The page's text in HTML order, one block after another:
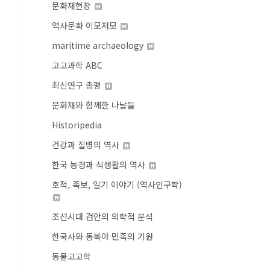
문화재현장
역사문화 이모저모
maritime archaeology
고고과학 ABC
최신연구 총평
문화재와 함께한 나날들
Historipedia
건강과 질병의 역사
한국 농경과 식생활의 역사
호적, 족보, 일기 이야기 (역사인구학)
조선시대 검안의 의학적 분석
한국사와 동북아 민족의 기원
동물고고학